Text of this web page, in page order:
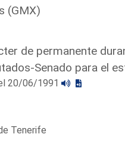
(GMX)
de permanente
Senado para el
20/06/1991
Tenerife